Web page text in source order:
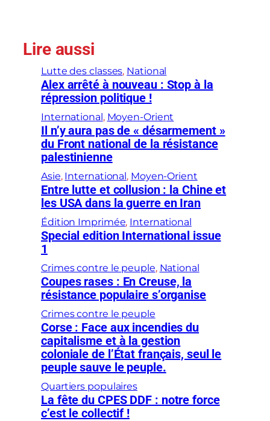
Lire aussi
Lutte des classes, National
Alex arrêté à nouveau : Stop à la
répression politique !
International, Moyen-Orient
Il n’y aura pas de « désarmement »
du Front national de la résistance
palestinienne
Asie, International, Moyen-Orient
Entre lutte et collusion : la Chine et
les USA dans la guerre en Iran
Édition Imprimée, International
Special edition International issue
1
Crimes contre le peuple, National
Coupes rases : En Creuse, la
résistance populaire s’organise
Crimes contre le peuple
Corse : Face aux incendies du
capitalisme et à la gestion
coloniale de l’État français, seul le
peuple sauve le peuple.
Quartiers populaires
La fête du CPES DDF : notre force
c’est le collectif !